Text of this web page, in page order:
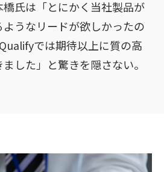
氏は「とにかく当社製品が
うなリードが欲しかったの
では期待以上に質の高
した」と驚きを隠さない。